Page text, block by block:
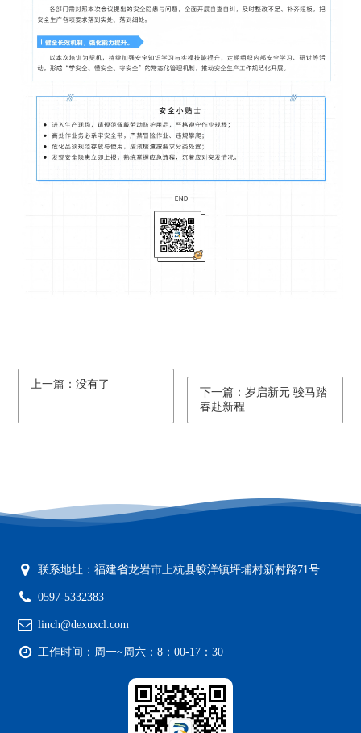
上一篇：没有了
下一篇：岁启新元 骏马踏
春赴新程
联系地址：福建省龙岩市上杭县蛟洋镇坪埔村新村路71号
0597-5332383
linch@dexuxcl.com
工作时间：周一~周六：8：00-17：30